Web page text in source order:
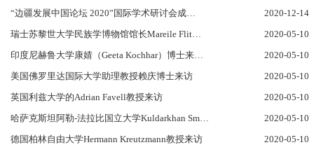
“边疆发展中国论坛 2020”国际学术研讨会成… 2020-12-14
瑞士苏黎世大学民族学博物馆馆长Mareile Flit… 2020-05-10
印度尼赫鲁大学康婧（Geeta Kochhar）博士来… 2020-05-10
美国佛罗里达国际大学助理教授赖庆博士来访 2020-05-10
英国利兹大学的Adrian Favell教授来访 2020-05-10
哈萨克斯坦阿勒-法拉比国立大学Kuldarkhan Sm… 2020-05-10
德国柏林自由大学Hermann Kreutzmann教授来访 2020-05-10